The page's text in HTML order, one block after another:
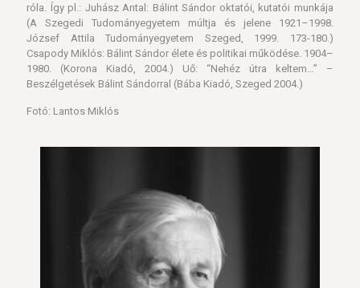
róla. Így pl.: Juhász Antal: Bálint Sándor oktatói, kutatói munkája
(A Szegedi Tudományegyetem múltja és jelene 1921–1998.
József Attila Tudományegyetem Szeged, 1999. 173-180.)
Csapody Miklós: Bálint Sándor élete és politikai működése. 1904–
1980. (Korona Kiadó, 2004.) Uő: “Nehéz útra keltem…” –
Beszélgetések Bálint Sándorral (Bába Kiadó, Szeged 2004.)
Fotó: Lantos Miklós